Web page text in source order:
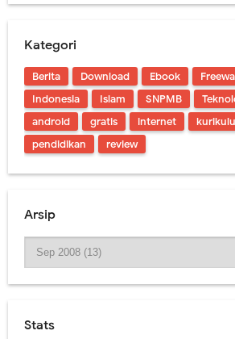
Kategori
Berita Download Ebook
Indonesia
Islam SNPMB
android
gratis internet
pendidikan
review
Arsip
Stats